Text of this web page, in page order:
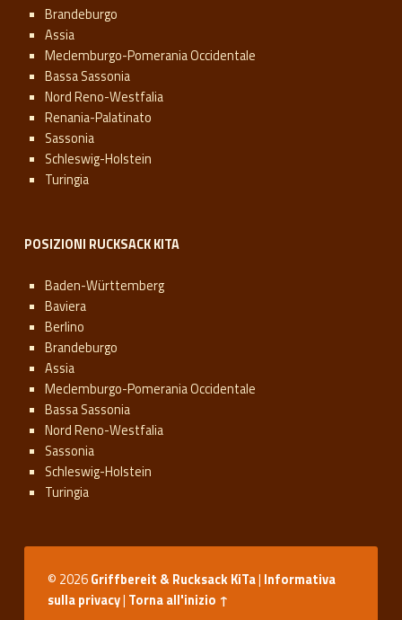
Brandeburgo
Assia
Meclemburgo-Pomerania Occidentale
Bassa Sassonia
Nord Reno-Westfalia
Renania-Palatinato
Sassonia
Schleswig-Holstein
Turingia
POSIZIONI RUCKSACK KITA
Baden-Württemberg
Baviera
Berlino
Brandeburgo
Assia
Meclemburgo-Pomerania Occidentale
Bassa Sassonia
Nord Reno-Westfalia
Sassonia
Schleswig-Holstein
Turingia
© 2026Griffbereit & Rucksack KiTa| Informativa
sulla privacy| Torna all'inizio ↑